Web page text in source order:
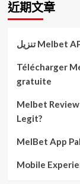
近期文章
Télécharger
gratuite
Melbet Review
Legit?
MelBet App
Mobile